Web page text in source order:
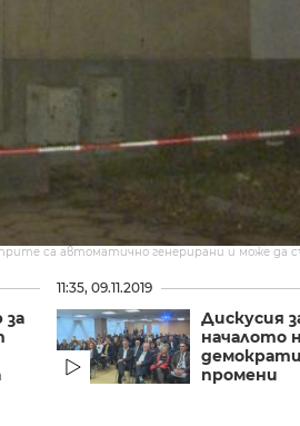
са автоматично генерирани и може да
за
11:35, 09.11.2019
Дискусия
началото
промени